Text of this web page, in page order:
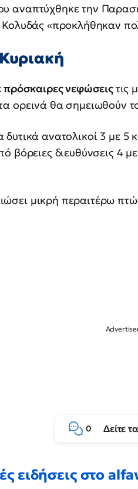
αναπτύχθηκε την
«προκλήθηκαν
πρόσκαιρες νεφώσειςτις
ορεινά θα σημειωθούν
ανατολικοί 3 με 5
βόρειες διευθύνσεις 4
μικρή περαιτέρω
0 Δείτε
ειδήσεις στο